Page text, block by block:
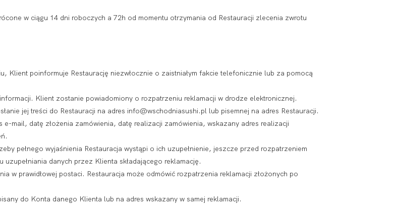
w ciągu 14 dni roboczych a 72h od momentu otrzymania od Restauracji zlecenia zwrotu
Klient poinformuje Restaurację niezwłocznie o zaistniałym fakcie telefonicznie lub za pomocą
Klient zostanie powiadomiony o rozpatrzeniu reklamacji w drodze elektronicznej.
jej treści do Restauracji na adres info@wschodniasushi.pl lub pisemnej na adres Restauracji.
mail, datę złożenia zamówienia, datę realizacji zamówienia, wskazany adres realizacji
pełnego wyjaśnienia Restauracja wystąpi o ich uzupełnienie, jeszcze przed rozpatrzeniem
danych przez Klienta składającego reklamację.
w prawidłowej postaci. Restauracja może odmówić rozpatrzenia reklamacji złożonych po
do Konta danego Klienta lub na adres wskazany w samej reklamacji.